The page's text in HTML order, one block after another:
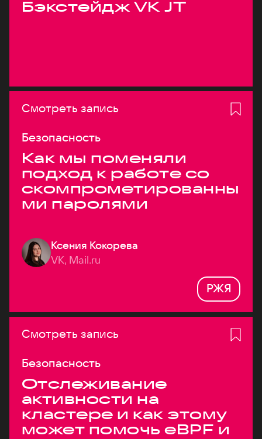
Бэкстейдж VK JT
Смотреть запись
Безопасность
Как мы поменяли
подход к работе со
скомпрометированны
ми паролями
Ксения Кокорева
VK, Mail.ru
РЖЯ
Смотреть запись
Безопасность
Отслеживание
активности на
кластере и как этому
может помочь eBPF и